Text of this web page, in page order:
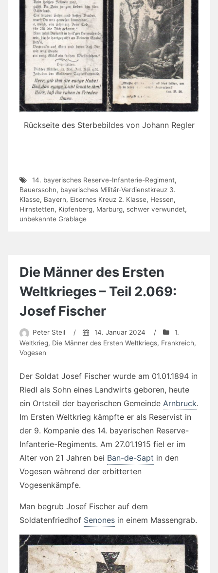
Rückseite des Sterbebildes von Johann Regler
14. bayerisches Reserve-Infanterie-Regiment,
Bauerssohn, bayerisches Militär-Verdienstkreuz 3.
Klasse, Bayern, Eisernes Kreuz 2. Klasse, Hessen,
Hirnstetten, Kipfenberg, Marburg, schwer verwundet,
unbekannte Grablage
Die Männer des Ersten
Weltkrieges – Teil 2.069:
Josef Fischer
Peter Steil / 14. Januar 2024 /
1.
Weltkrieg, Die Männer des Ersten Weltkriegs, Frankreich,
Vogesen
Der Soldat Josef Fischer wurde am 01.01.1894 in
Riedl als Sohn eines Landwirts geboren, heute
ein Ortsteil der bayerischen Gemeinde Arnbruck.
Im Ersten Weltkrieg kämpfte er als Reservist in
der 9. Kompanie des 14. bayerischen Reserve-
Infanterie-Regiments. Am 27.01.1915 fiel er im
Alter von 21 Jahren bei Ban-de-Sapt in den
Vogesen während der erbitterten
Vogesenkämpfe.
Man begrub Josef Fischer auf dem
Soldatenfriedhof Senones in einem Massengrab.